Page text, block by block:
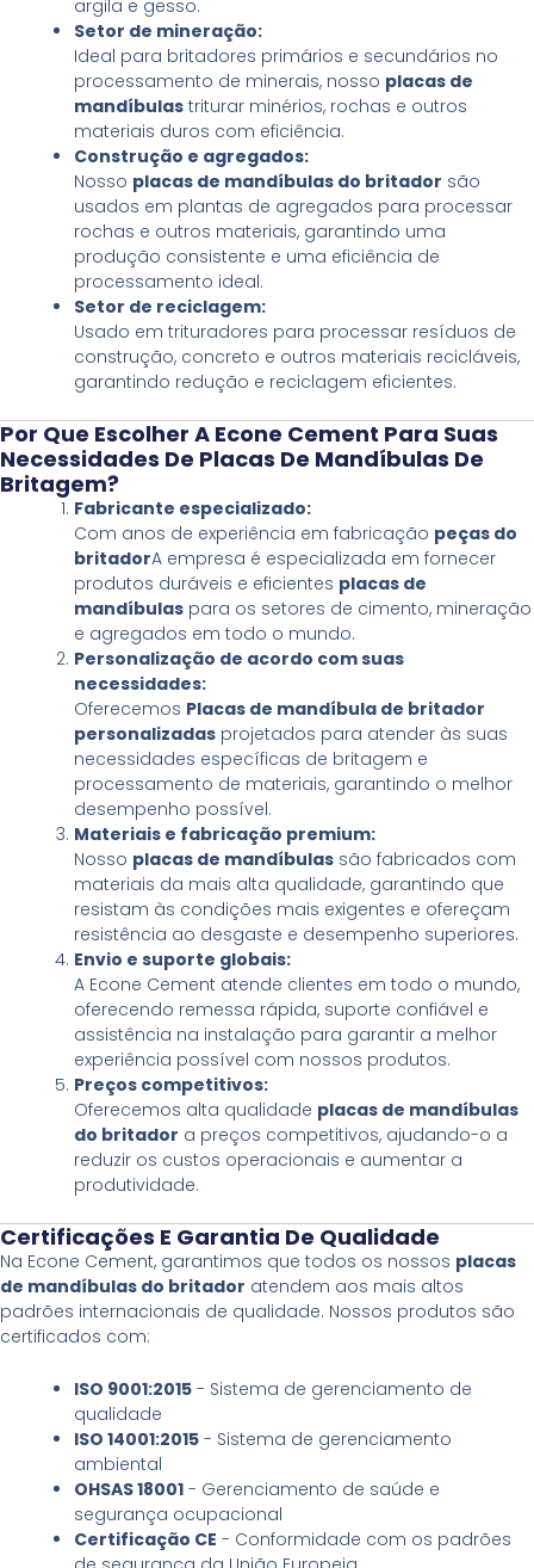
argila e gesso.
Setor de mineração:
Ideal para britadores primários e secundários no
processamento de minerais, nosso placas de
mandíbulas triturar minérios, rochas e outros
materiais duros com eficiência.
Construção e agregados:
Nosso placas de mandíbulas do britador são
usados em plantas de agregados para processar
rochas e outros materiais, garantindo uma
produção consistente e uma eficiência de
processamento ideal.
Setor de reciclagem:
Usado em trituradores para processar resíduos de
construção, concreto e outros materiais recicláveis,
garantindo redução e reciclagem eficientes.
Por Que Escolher A Econe Cement Para Suas
Necessidades De Placas De Mandíbulas De
Britagem?
Fabricante especializado:
Com anos de experiência em fabricação peças do
britadorA empresa é especializada em fornecer
produtos duráveis e eficientes placas de
mandíbulas para os setores de cimento, mineração
e agregados em todo o mundo.
Personalização de acordo com suas
necessidades:
Oferecemos Placas de mandíbula de britador
personalizadas projetados para atender às suas
necessidades específicas de britagem e
processamento de materiais, garantindo o melhor
desempenho possível.
Materiais e fabricação premium:
Nosso placas de mandíbulas são fabricados com
materiais da mais alta qualidade, garantindo que
resistam às condições mais exigentes e ofereçam
resistência ao desgaste e desempenho superiores.
Envio e suporte globais:
A Econe Cement atende clientes em todo o mundo,
oferecendo remessa rápida, suporte confiável e
assistência na instalação para garantir a melhor
experiência possível com nossos produtos.
Preços competitivos:
Oferecemos alta qualidade placas de mandíbulas
do britador a preços competitivos, ajudando-o a
reduzir os custos operacionais e aumentar a
produtividade.
Certificações E Garantia De Qualidade
Na Econe Cement, garantimos que todos os nossos placas
de mandíbulas do britador atendem aos mais altos
padrões internacionais de qualidade. Nossos produtos são
certificados com:
ISO 9001:2015 - Sistema de gerenciamento de
qualidade
ISO 14001:2015 - Sistema de gerenciamento
ambiental
OHSAS 18001 - Gerenciamento de saúde e
segurança ocupacional
Certificação CE - Conformidade com os padrões